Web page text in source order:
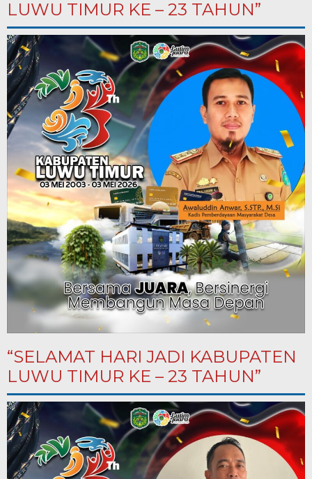
LUWU TIMUR KE – 23 TAHUN”
“SELAMAT HARI JADI KABUPATEN
LUWU TIMUR KE – 23 TAHUN”